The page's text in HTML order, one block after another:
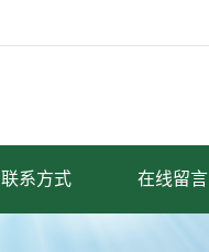
联系方式 在线留言